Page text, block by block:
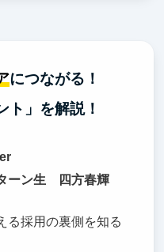
につながる！
ト」を解説！
ーン生 四方春輝
る採用の裏側を知る